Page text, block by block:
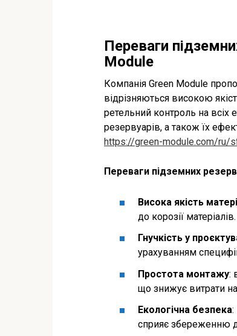
Переваги
Module
Компанія Green Module
відрізняються високою
ретельний контроль на всіх
резервуарів, а також їх
https://green-module.com/ru/
Переваги підземних
Висока якість
до корозії матеріалів.
Гнучкість у
урахуванням
Простота монтажу:
що знижує витрати
Екологічна безпека:
сприяє збереженню